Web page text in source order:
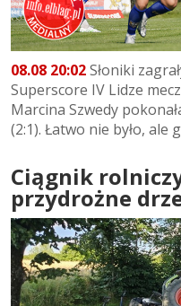
08.08 20:02Słoniki
Superscore IV Lidze
Marcina Szwedy
(2:1). Łatwo nie było, ale
Ciągnik
przydrożne